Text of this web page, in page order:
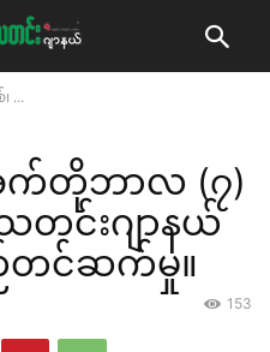
...
ေက်တိုဘာလ (၇)
သတင်းဂျာနယ်
တင်ဆက်မှု။
153